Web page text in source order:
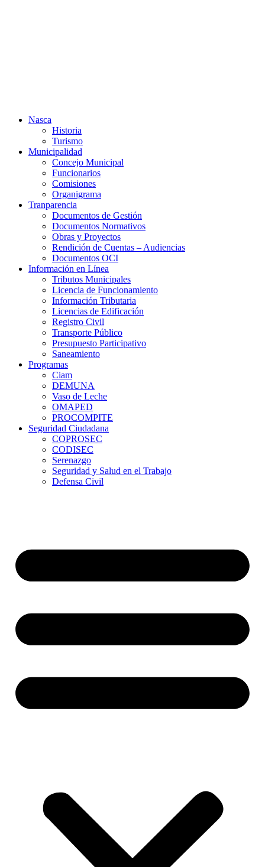
Nasca
Historia
Turismo
Municipalidad
Concejo Municipal
Funcionarios
Comisiones
Organigrama
Tranparencia
Documentos de Gestión
Documentos Normativos
Obras y Proyectos
Rendición de Cuentas – Audiencias
Documentos OCI
Información en Línea
Tributos Municipales
Licencia de Funcionamiento
Información Tributaria
Licencias de Edificación
Registro Civil
Transporte Público
Presupuesto Participativo
Saneamiento
Programas
Ciam
DEMUNA
Vaso de Leche
OMAPED
PROCOMPITE
Seguridad Ciudadana
COPROSEC
CODISEC
Serenazgo
Seguridad y Salud en el Trabajo
Defensa Civil